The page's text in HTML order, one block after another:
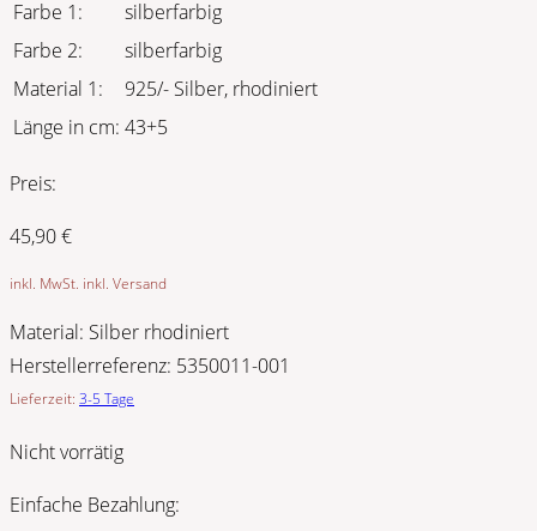
Farbe 1:
silberfarbig
Farbe 2:
silberfarbig
Material 1:
925/- Silber, rhodiniert
Länge in cm: 43+5
Preis:
45,90€
inkl. MwSt. inkl. Versand
Material: Silber rhodiniert
Herstellerreferenz: 5350011-001
Lieferzeit: 3-5 Tage
Nicht vorrätig
Einfache Bezahlung: